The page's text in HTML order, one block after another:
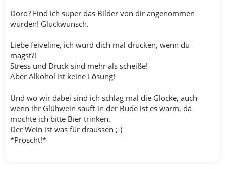
Doro? Find ich super das Bilder von dir angenommen
wurden! Glückwunsch.
Liebe feiveline, ich würd dich mal drücken, wenn du
magst?!
Stress und Druck sind mehr als scheiße!
Aber Alkohol ist keine Lösung!
Und wo wir dabei sind ich schlag mal die Glocke, auch
wenn ihr Glühwein sauft-in der Bude ist es warm, da
möchte ich bitte Bier trinken.
Der Wein ist was für draussen ;-)
*Proscht!*